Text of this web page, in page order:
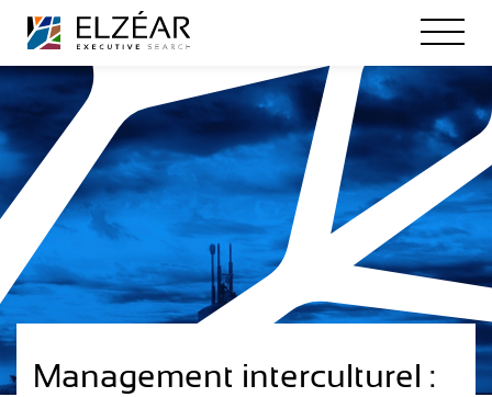
Management interculturel :